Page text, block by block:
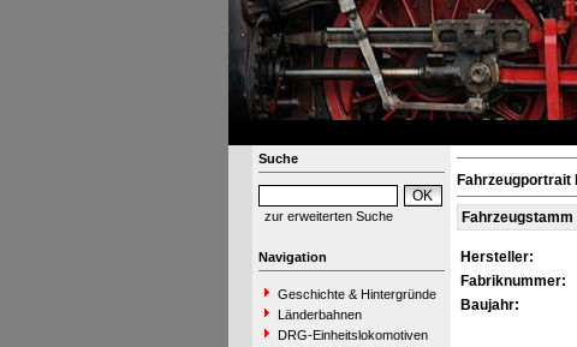
Suche
zur erweiterten Suche
Navigation
Geschichte & Hintergründe
Länderbahnen
DRG-Einheitslokomotiven
Fahrzeugportrait
Fahrzeugstamm
Hersteller:
Fabriknummer:
Baujahr: